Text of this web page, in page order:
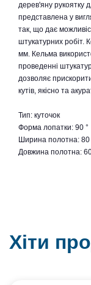
дерев'яну рукоятку
представлена у
так, що дає
штукатурних робіт.
мм. Кельма
проведенні
дозволяє
кутів, якісно та
Тип: куточок
Форма лопатки: 90 °
Ширина полотна:
Довжина полотна:
Хіти